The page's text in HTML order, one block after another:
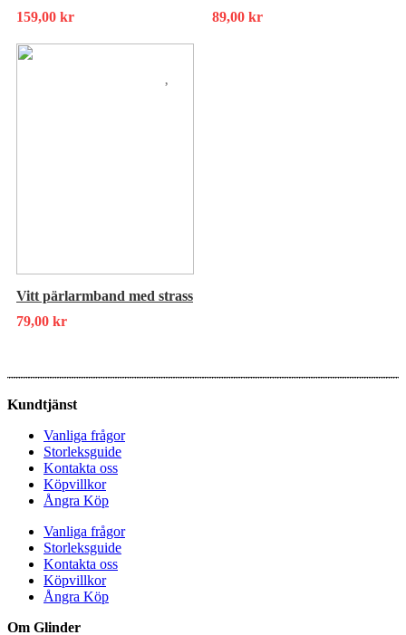
159,00 kr
89,00 kr
Vitt pärlarmband med strass
79,00 kr
Kundtjänst
Vanliga frågor
Storleksguide
Kontakta oss
Köpvillkor
Ångra Köp
Vanliga frågor
Storleksguide
Kontakta oss
Köpvillkor
Ångra Köp
Om Glinder